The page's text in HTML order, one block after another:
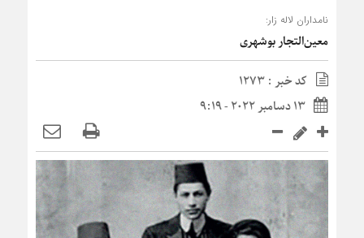
نامداران لاله زار:
معین‌التجار بوشهری
کد خبر : 1273
13 دسامبر 2022 - 9:19